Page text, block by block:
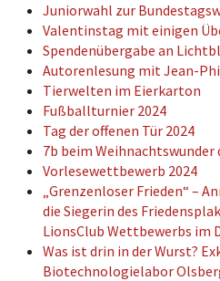
Juniorwahl zur
Valentinstag mit einigen
Spendenübergabe an
Autorenlesung mit Jean-
Tierwelten im Eierkarton
Fußballturnier 2024
Tag der offenen Tür 2024
7b beim Weihnachtswunder
Vorlesewettbewerb 2024
„Grenzenloser Frieden“ –
die Siegerin des
LionsClub Wettbewerbs
Was ist drin in der Wurst?
Biotechnologielabor